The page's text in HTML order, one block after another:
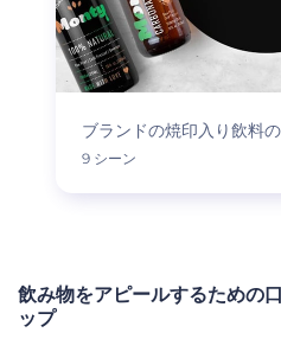
ブランドの焼印入り飲料
9 シーン
飲み物をアピールするための
ップ